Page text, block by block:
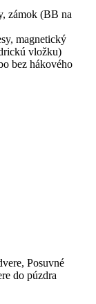
zámok (BB na
magnetický
vložku)
bez hákového
Posuvné
do púzdra